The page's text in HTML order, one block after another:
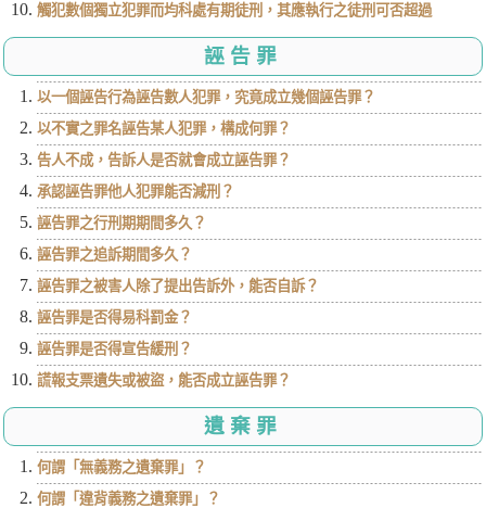
觸犯數個獨立犯罪而均科處有期徒刑，其應執行之徒刑可否超過
誣告罪
以一個誣告行為誣告數人犯罪，究竟成立幾個誣告罪？
以不實之罪名誣告某人犯罪，構成何罪？
告人不成，告訴人是否就會成立誣告罪？
承認誣告罪他人犯罪能否減刑？
誣告罪之行刑期期間多久？
誣告罪之追訴期間多久？
誣告罪之被害人除了提出告訴外，能否自訴？
誣告罪是否得易科罰金？
誣告罪是否得宣告緩刑？
謊報支票遺失或被盜，能否成立誣告罪？
遺棄罪
何謂「無義務之遺棄罪」？
何謂「違背義務之遺棄罪」？